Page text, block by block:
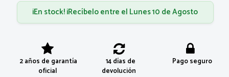
¡En stock! ¡Recíbelo entre el Lunes 10 de Agosto
2 años de garantía
oficial
14 días de
devolución
Pago seguro